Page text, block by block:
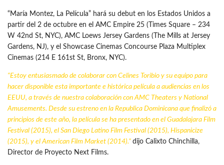
“María Montez, La Película” hará su debut en los Estados Unidos a
partir del 2 de octubre en el AMC Empire 25 (Times Square – 234
W 42nd St, NYC), AMC Loews Jersey Gardens (The Mills at Jersey
Gardens, NJ), y el Showcase Cinemas Concourse Plaza Multiplex
Cinemas (214 E 161st St, Bronx, NYC).
“Estoy entusiasmado de colaborar con Celines Toribio y su equipo para
hacer disponible esta importante e histórica película a audiencias en los
EEUU, a través de nuestra colaboración con AMC Theaters y National
Amusements. Desde su estreno en la Republica Dominicana que finalizó a
principios de este año, la película se ha presentado en el Guadalajara Film
Festival (2015), el San Diego Latino Film Festival (2015), Hispanicize
(2015), y elAmerican Film Market (2014).” dijo Calixto Chinchilla,
Director de Proyecto Next Films.